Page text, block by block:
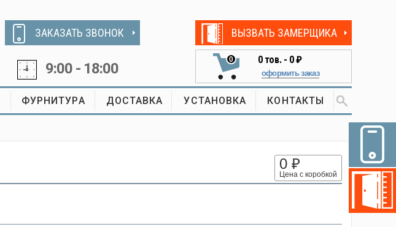
ЗАКАЗАТЬ ЗВОНОК
9:00 - 18:00
ВЫЗВАТЬ ЗАМЕРЩИКА
0 0тов. - 0 ₽
оформить заказ
ФУРНИТУРА ДОСТАВКА УСТАНОВКА КОНТАКТЫ
0 ₽
Цена с коробкой